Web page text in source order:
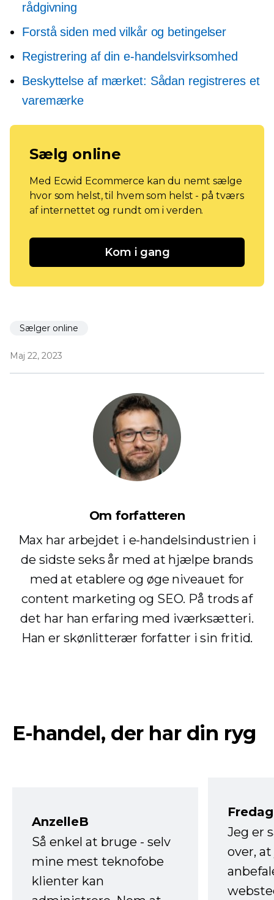
rådgivning
Forstå siden med vilkår og betingelser
Registrering af din e-handelsvirksomhed
Beskyttelse af mærket: Sådan registreres et
varemærke
Sælg online
Med Ecwid Ecommerce kan du nemt sælge
hvor som helst, til hvem som helst - på tværs
af internettet og rundt om i verden.
Kom i gang
Sælger online
Maj 22, 2023
Om forfatteren
Max har arbejdet i e-handelsindustrien i
de sidste seks år med at hjælpe brands
med at etablere og øge niveauet for
content marketing og SEO. På trods af
det har han erfaring med iværksætteri.
Han er skønlitterær forfatter i sin fritid.
E-handel, der har din ryg
AnzelleB
Så enkel at bruge - selv
mine mest teknofobe
klienter kan
Jeg er
over,